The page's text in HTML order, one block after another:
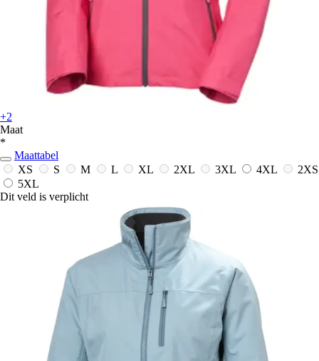
+2
Maat
*
Maattabel
XS
S M L XL 2XL 3XL 4XL
2XS
5XL
Dit veld is verplicht